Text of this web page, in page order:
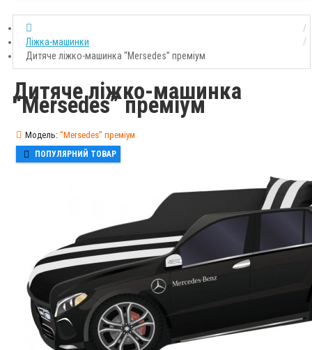
Ліжка-машинки
Дитяче ліжко-машинка “Mersedes” преміум
Дитяче ліжко-машинка
“Mersedes” преміум
Модель: “Mersedes” преміум
ПОПУЛЯРНИЙ ТОВАР